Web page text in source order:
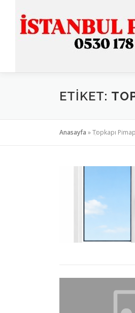
ETIKET:
Anasayfa »Topkapı